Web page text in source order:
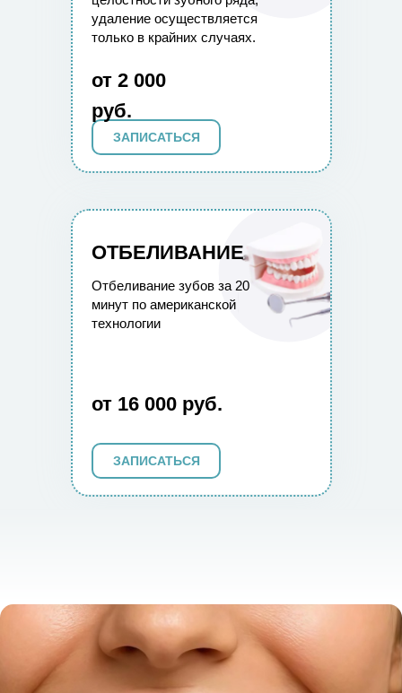
удаление осуществляется
только в крайних случаях.
ЗАПИСАТЬСЯ
от 2 000
руб.
ЗАПИСАТЬСЯ
ОТБЕЛИВАНИЕ
Отбеливание зубов за 20
минут по американской
технологии
от 16 000 руб.